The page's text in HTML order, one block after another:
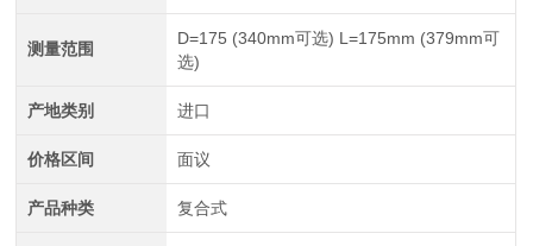
测量范围
D=175 (340mm可选) L=175mm (379mm可
选)
产地类别 进口
价格区间 面议
产品种类 复合式